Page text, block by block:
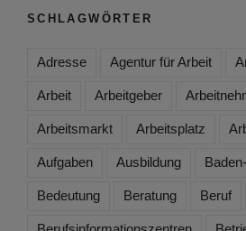
SCHLAGWÖRTER
Adresse Agentur für Arbeit
Arbeit Arbeitgeber
Arbeitsmarkt Arbeitsplatz
Aufgaben Ausbildung
Bedeutung Beratung Beruf